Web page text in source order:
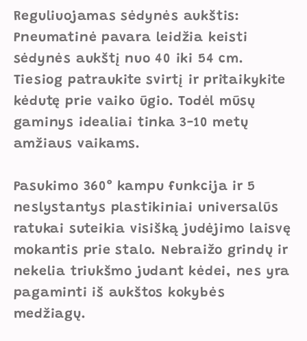
Reguliuojamas sėdynės aukštis:
Pneumatinė pavara leidžia keisti
sėdynės aukštį nuo 40 iki 54 cm.
Tiesiog patraukite svirtį ir pritaikykite
kėdutę prie vaiko ūgio. Todėl mūsų
gaminys idealiai tinka 3-10 metų
amžiaus vaikams.
Pasukimo 360° kampu funkcija ir 5
neslystantys plastikiniai universalūs
ratukai suteikia visišką judėjimo laisvę
mokantis prie stalo. Nebraižo grindų ir
nekelia triukšmo judant kėdei, nes yra
pagaminti iš aukštos kokybės
medžiagų.